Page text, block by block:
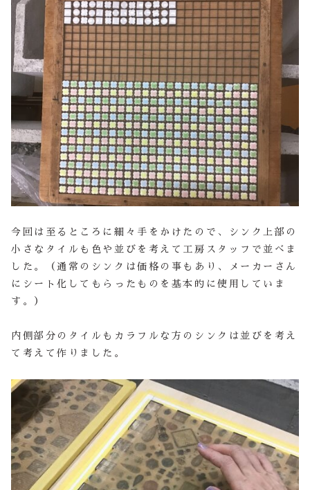
今回は至るところに細々手をかけたので、シンク上部の
小さなタイルも色や並びを考えて工房スタッフで並べま
した。（通常のシンクは価格の事もあり、メーカーさん
にシート化してもらったものを基本的に使用していま
す。）
内側部分のタイルもカラフルな方のシンクは並びを考え
て考えて作りました。